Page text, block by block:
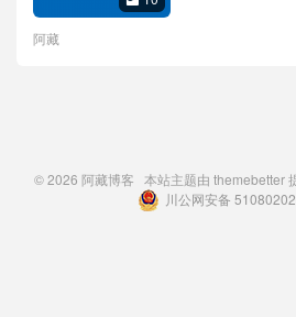
阿藏
© 2026 阿藏博客 本站主题由 themebetter
川公网安备